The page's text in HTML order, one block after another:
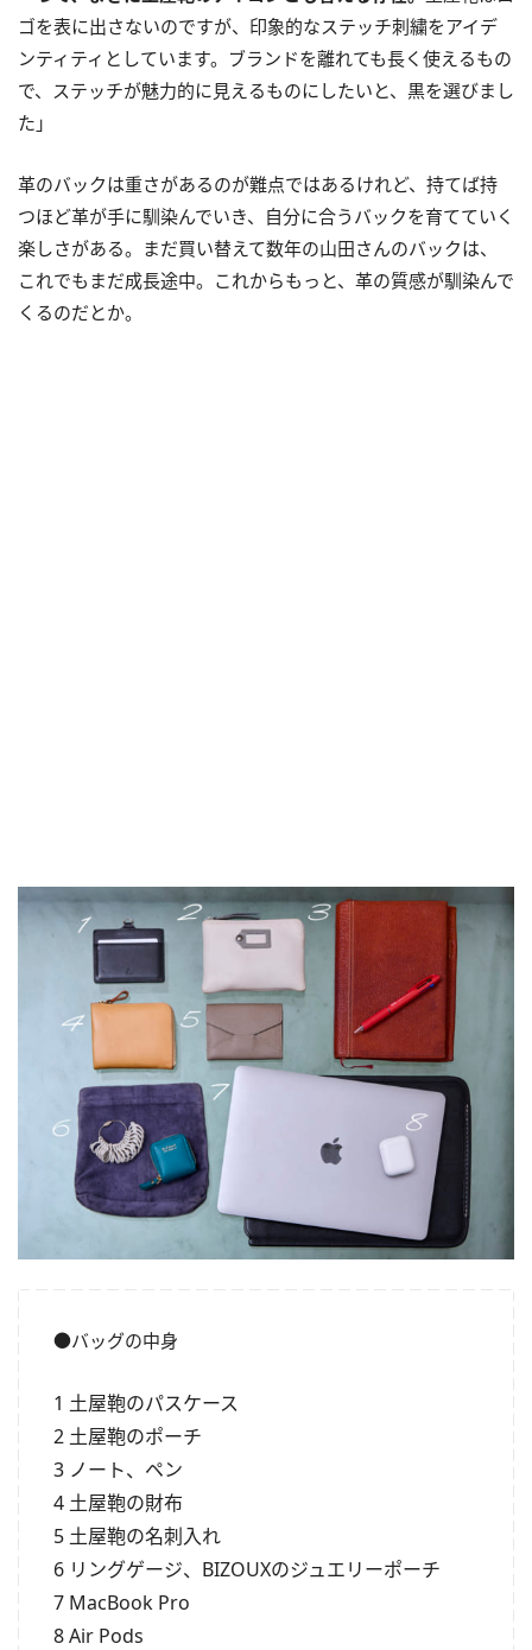
ゴを表に出さないのですが、印象的なステッチ刺繍をアイデ
ンティティとしています。ブランドを離れても長く使えるもの
で、ステッチが魅力的に見えるものにしたいと、黒を選びまし
た」
革のバックは重さがあるのが難点ではあるけれど、持てば持
つほど革が手に馴染んでいき、自分に合うバックを育てていく
楽しさがある。まだ買い替えて数年の山田さんのバックは、
これでもまだ成長途中。これからもっと、革の質感が馴染んで
くるのだとか。
●バッグの中身
1 土屋鞄のパスケース
2 土屋鞄のポーチ
3 ノート、ペン
4 土屋鞄の財布
5 土屋鞄の名刺入れ
6 リングゲージ、BIZOUXのジュエリーポーチ
7 MacBook Pro
8 Air Pods